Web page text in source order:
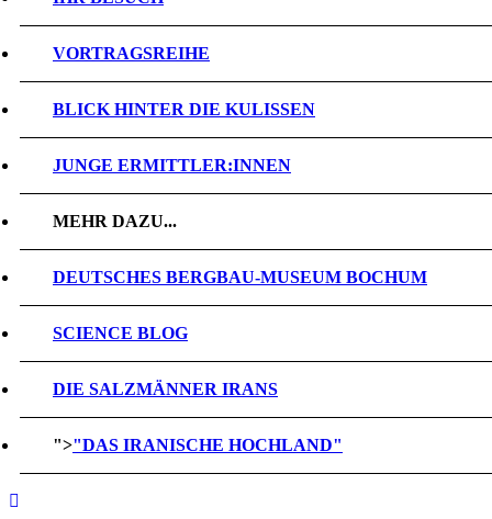
VORTRAGSREIHE
BLICK HINTER DIE KULISSEN
JUNGE ERMITTLER:INNEN
MEHR DAZU...
DEUTSCHES BERGBAU-MUSEUM BOCHUM
SCIENCE BLOG
DIE SALZMÄNNER IRANS
">"DAS IRANISCHE HOCHLAND"